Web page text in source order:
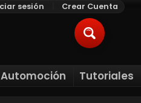
sesión Crear Cuenta
MENU Tutoriales